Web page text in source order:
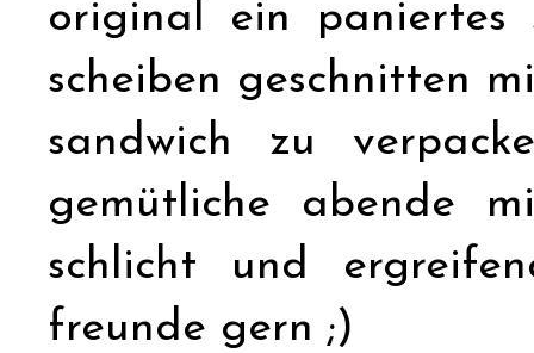
original ein paniertes
scheiben geschnitten
sandwich zu
gemütliche abende
schlicht und
freunde gern ;)